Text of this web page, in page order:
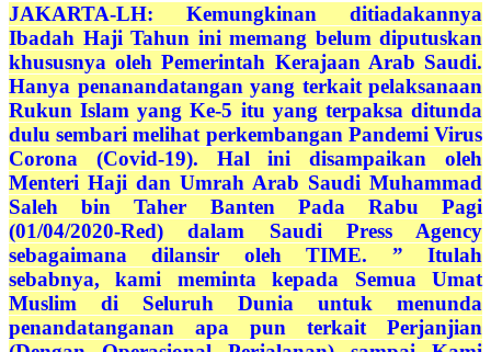
JAKARTA-LH: Kemungkinan ditiadakannya
Ibadah Haji Tahun ini memang belum diputuskan
khususnya oleh Pemerintah Kerajaan Arab Saudi.
Hanya penanandatangan yang terkait pelaksanaan
Rukun Islam yang Ke-5 itu yang terpaksa ditunda
dulu sembari melihat perkembangan Pandemi Virus
Corona (Covid-19). Hal ini disampaikan oleh
Menteri Haji dan Umrah Arab Saudi Muhammad
Saleh bin Taher Banten Pada Rabu Pagi
(01/04/2020-Red) dalam Saudi Press Agency
sebagaimana dilansir oleh TIME. ” Itulah
sebabnya, kami meminta kepada Semua Umat
Muslim di Seluruh Dunia untuk menunda
penandatanganan apa pun terkait Perjanjian